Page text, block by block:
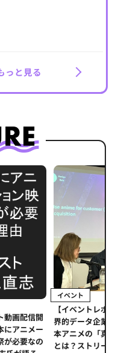
っと見る
動画配信開
にアニメー
が必要なの
イベント
【イベントレポ
界的データ企業
本アニメの「真
とは？ストリー